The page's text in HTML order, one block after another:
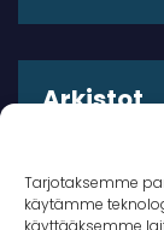
Tarjotaksemme
käytämme
käyttääksemme
Arkistot